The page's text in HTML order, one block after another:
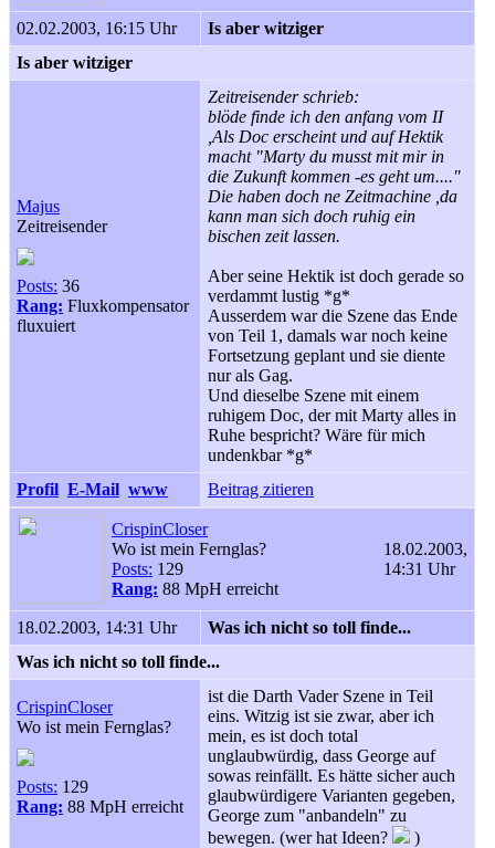
02.02.2003, 16:15 Uhr
Is aber witziger
Is aber witziger
Majus
Zeitreisender
Posts: 36
Rang: Fluxkompensator
fluxuiert
Zeitreisender schrieb:
blöde finde ich den anfang vom II
,Als Doc erscheint und auf Hektik
macht "Marty du musst mit mir in
die Zukunft kommen -es geht um...."
Die haben doch ne Zeitmachine ,da
kann man sich doch ruhig ein
bischen zeit lassen.
Aber seine Hektik ist doch gerade so
verdammt lustig *g*
Ausserdem war die Szene das Ende
von Teil 1, damals war noch keine
Fortsetzung geplant und sie diente
nur als Gag.
Und dieselbe Szene mit einem
ruhigem Doc, der mit Marty alles in
Ruhe bespricht? Wäre für mich
undenkbar *g*
Profil E-Mail www Beitrag zitieren
CrispinCloser
Wo ist mein Fernglas?
Posts: 129
Rang: 88 MpH erreicht
18.02.2003,
14:31 Uhr
18.02.2003, 14:31 Uhr
Was ich nicht so toll finde...
Was ich nicht so toll finde...
CrispinCloser
Wo ist mein Fernglas?
Posts: 129
Rang: 88 MpH erreicht
ist die Darth Vader Szene in Teil
eins. Witzig ist sie zwar, aber ich
mein, es ist doch total
unglaubwürdig, dass George auf
sowas reinfällt. Es hätte sicher auch
glaubwürdigere Varianten gegeben,
George zum "anbandeln" zu
bewegen. (wer hat Ideen?
)